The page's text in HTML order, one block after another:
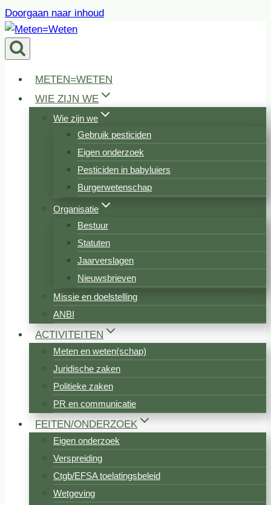
Doorgaan naar inhoud
METEN=WETEN
WIE ZIJN WE
Wie zijn we
Gebruik pesticiden
Eigen onderzoek
Pesticiden in babyluiers
Burgerwetenschap
Organisatie
Bestuur
Statuten
Jaarverslagen
Nieuwsbrieven
Missie en doelstelling
ANBI
ACTIVITEITEN
Meten en weten(schap)
Juridische zaken
Politieke zaken
PR en communicatie
FEITEN/ONDERZOEK
Eigen onderzoek
Verspreiding
Ctgb/EFSA toelatingsbeleid
Wetgeving